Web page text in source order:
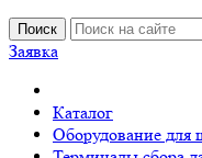
Поиск
Заявка
Каталог
Оборудование для